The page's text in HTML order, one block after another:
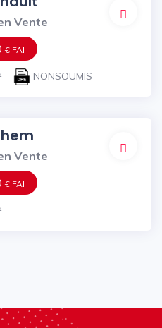
Vente
€ FAI
NONSOUMIS
Vente
€ FAI